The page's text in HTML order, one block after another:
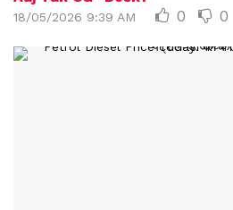
18/05/2026 9:39 AM 0 0